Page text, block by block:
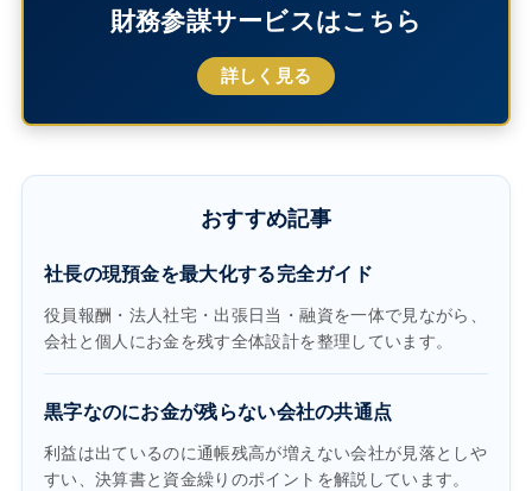
財務参謀サービスはこちら
詳しく見る
おすすめ記事
社長の現預金を最大化する完全ガイド
役員報酬・法人社宅・出張日当・融資を一体で見ながら、
会社と個人にお金を残す全体設計を整理しています。
黒字なのにお金が残らない会社の共通点
利益は出ているのに通帳残高が増えない会社が見落としや
すい、決算書と資金繰りのポイントを解説しています。